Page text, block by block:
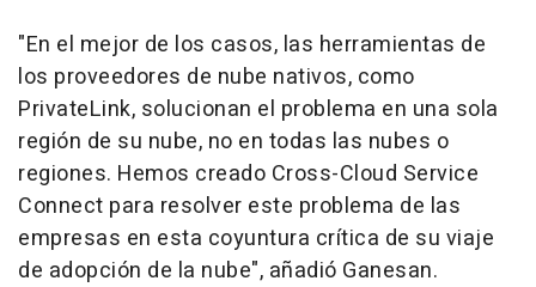
"En el mejor de los casos, las herramientas de
los proveedores de nube nativos, como
PrivateLink, solucionan el problema en una sola
región de su nube, no en todas las nubes o
regiones. Hemos creado Cross-Cloud Service
Connect para resolver este problema de las
empresas en esta coyuntura crítica de su viaje
de adopción de la nube", añadió Ganesan.